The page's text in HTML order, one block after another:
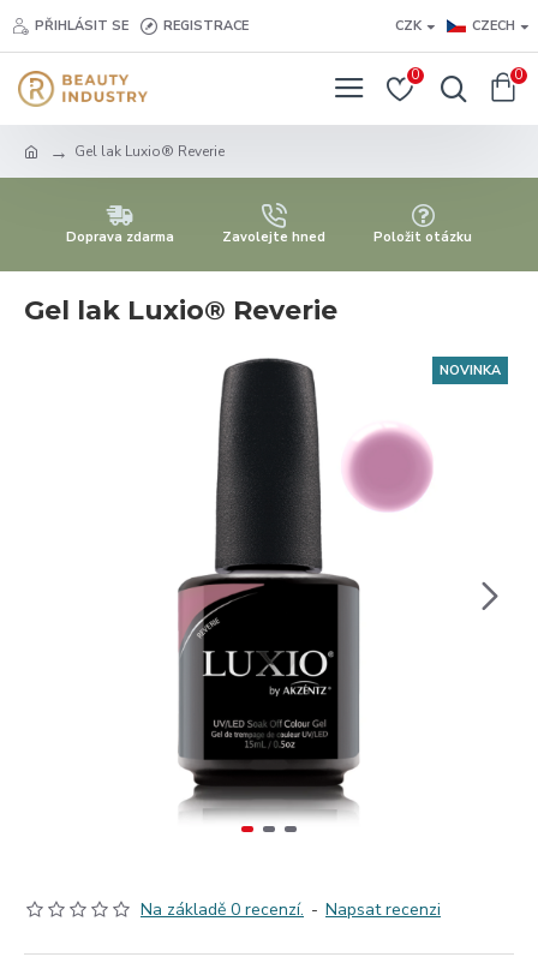
PŘIHLÁSIT SE REGISTRACE CZK CZECH
0 0
Gel lak Luxio® Reverie
Doprava zdarma Zavolejte hned Položit otázku
Gel lak Luxio® Reverie
NOVINKA
Na základě 0 recenzí. - Napsat recenzi